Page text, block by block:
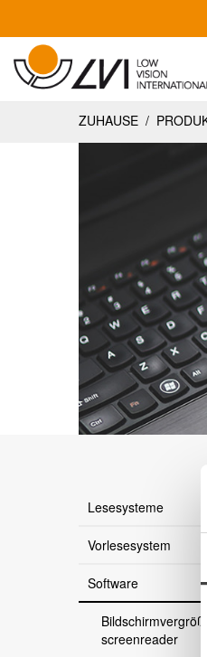
ZUHAUSE /
Lesesysteme
Vorlesesystem
Software
screenreader